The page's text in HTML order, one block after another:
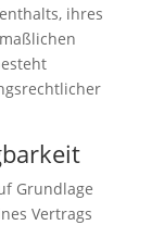
ihres
Grundlage
Vertrags